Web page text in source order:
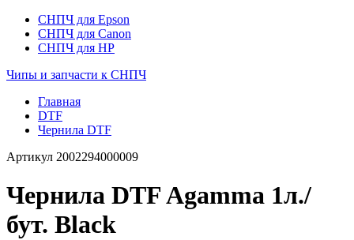
СНПЧ для Epson
СНПЧ для Canon
СНПЧ для HP
Чипы и запчасти к СНПЧ
Главная
DTF
Чернила DTF
Артикул 2002294000009
Чернила DTF Agamma 1л./
бут. Black